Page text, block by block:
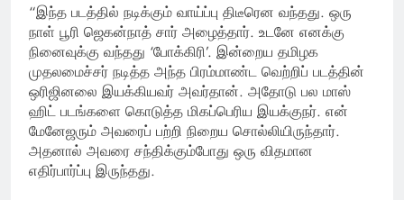
“இந்த படத்தில் நடிக்கும் வாய்ப்பு திடீரென வந்தது. ஒரு
நாள் பூரி ஜெகன்நாத் சார் அழைத்தார். உடனே எனக்கு
நினைவுக்கு வந்தது ‘போக்கிரி’. இன்றைய தமிழக
முதலமைச்சர் நடித்த அந்த பிரம்மாண்ட வெற்றிப் படத்தின்
ஒரிஜினலை இயக்கியவர் அவர்தான். அதோடு பல மாஸ்
ஹிட் படங்களை கொடுத்த மிகப்பெரிய இயக்குநர். என்
மேனேஜரும் அவரைப் பற்றி நிறைய சொல்லியிருந்தார்.
அதனால் அவரை சந்திக்கும்போது ஒரு விதமான
எதிர்பார்ப்பு இருந்தது.